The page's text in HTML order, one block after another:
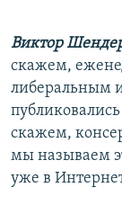
Виктор
скажем,
либеральным
скажем,
мы называем
уже в